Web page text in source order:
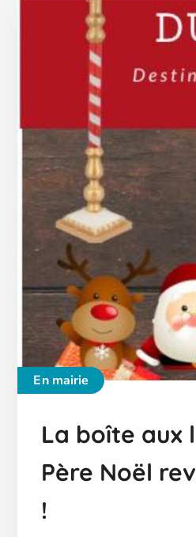
En mairie
La boîte aux
Père Noël
!